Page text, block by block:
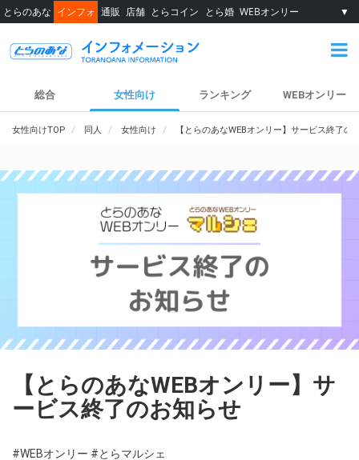
とらのあな インフォ 通販 店舗 とらコイン とら婚 WEBオンリー ▼
総合 女性向け ランキング WEBオンリー
女性向けTOP 同人 女性向け 【とらのあなWEBオンリー】サービス終了の
【とらのあなWEBオンリー】サ
ービス終了のお知らせ
#WEBオンリー #とらマルシェ